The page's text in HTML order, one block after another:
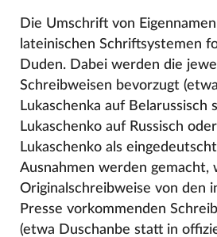
Die Umschrift von
lateinischen Schriftsystemen
Duden. Dabei werden die
Schreibweisen bevorzugt
Lukaschenka auf Belarussisch
Lukaschenko auf Russisch
Lukaschenko als
Ausnahmen werden gemacht,
Originalschreibweise von den
Presse vorkommenden
(etwa Duschanbe statt in